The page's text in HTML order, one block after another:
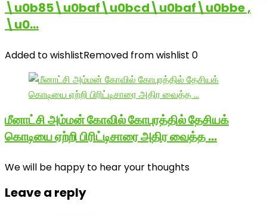
\u0b85\u0baf\u0bcd\u0baf\u0bbe ,
\u0…
Added to wishlistRemoved from wishlist 0
மீனாட்சி அம்மன் கோவில் கோபுரத்தில் தேசியக்
கொடியை ஏற்றி பிரிட்டிசாரை அதிர வைத்த …
We will be happy to hear your thoughts
Leave a reply